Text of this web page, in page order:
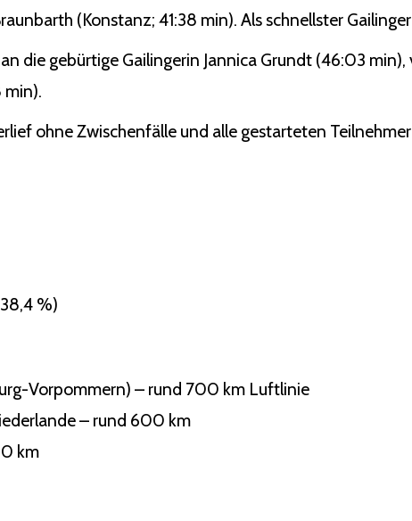
(Konstanz; 41:38 min). Als schnellster
die gebürtige Gailingerin Jannica Grundt (46:03
min).
ohne Zwischenfälle und alle gestarteten
%)
Vorpommern) – rund 700 km Luftlinie
– rund 600 km
km